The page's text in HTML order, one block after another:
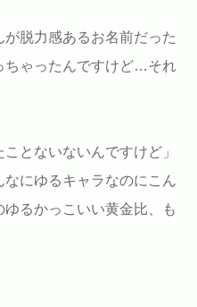
脱力感あるお名前だった
ちゃったんですけど…それ
とないないんですけど」
にゆるキャラなのにこん
るかっこいい黄金比、も